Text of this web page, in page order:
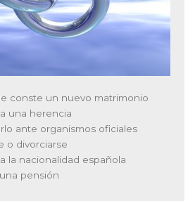
conste un nuevo matrimonio
una herencia
ante organismos oficiales
o divorciarse
la nacionalidad española
pensión